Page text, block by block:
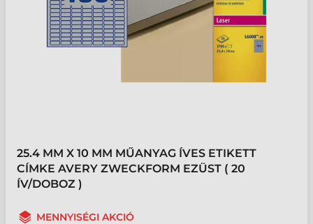
25.4 MM X 10 MM MŰANYAG ÍVES ETIKETT
CÍMKE AVERY ZWECKFORM EZÜST ( 20
ÍV/DOBOZ )
MENNYISÉGI AKCIÓ